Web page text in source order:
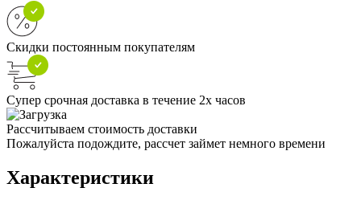
Скидки постоянным покупателям
Супер срочная доставка в течение 2х часов
Рассчитываем стоимость доставки
Пожалуйста подождите, рассчет займет немного времени
Характеристики